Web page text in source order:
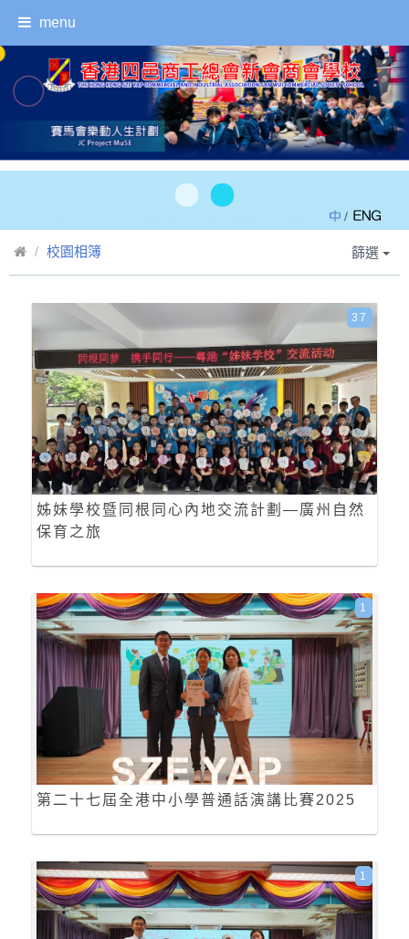
menu
/
校園相簿 篩選
姊妹學校暨同根同心內地交流計劃—廣州自然
保育之旅
37
第二十七屆全港中小學普通話演講比賽2025
1
1